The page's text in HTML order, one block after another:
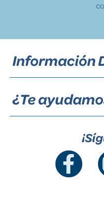
Información
¿Te